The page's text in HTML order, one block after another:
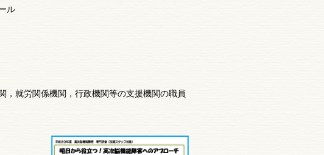
ル
，就労関係機関，行政機関等の支援機関の職員